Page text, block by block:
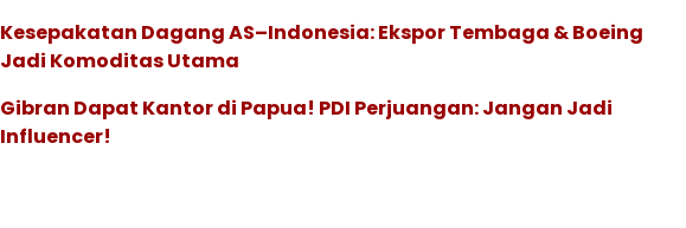
Kesepakatan Dagang AS–Indonesia: Ekspor Tembaga & Boeing
Jadi Komoditas Utama
Gibran Dapat Kantor di Papua! PDI Perjuangan: Jangan Jadi
Influencer!